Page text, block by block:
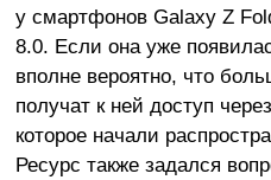
у смартфонов Galaxy Z
8.0. Если она уже
вполне вероятно, что
получат к ней доступ
которое начали
Ресурс также задался